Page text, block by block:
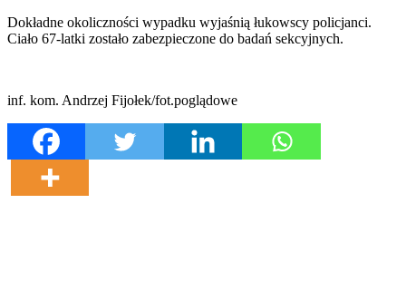
Dokładne okoliczności wypadku wyjaśnią łukowscy policjanci.
Ciało 67-latki zostało zabezpieczone do badań sekcyjnych.
inf. kom. Andrzej Fijołek/fot.poglądowe